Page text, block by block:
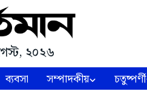
২০২৬
ব্যবসা সম্পাদকীয় চতুষ্পর্ণী